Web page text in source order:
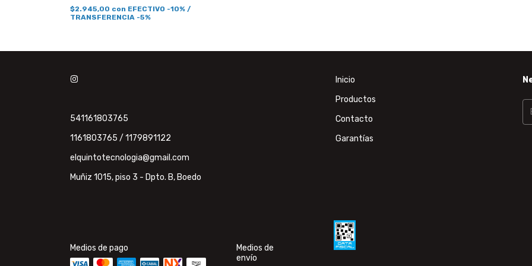
$2.945,00 con EFECTIVO -10% /
TRANSFERENCIA -5%
541161803765
1161803765 / 1179891122
elquintotecnologia@gmail.com
Muñiz 1015, piso 3 - Dpto. B, Boedo
Inicio
Productos
Contacto
Garantías
Medios de pago
Medios de
envío